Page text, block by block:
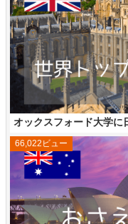
オックスフォード大学に
66,022ビュー